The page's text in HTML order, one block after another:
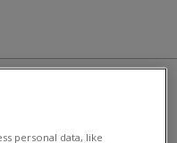
personal data, like